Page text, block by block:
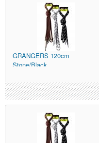
GRANGERS 120cm
Stone/Black